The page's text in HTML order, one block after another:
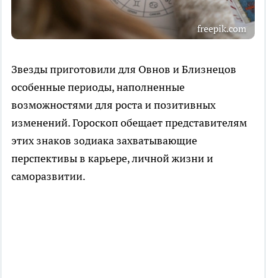
freepik.com
Звезды приготовили для Овнов и Близнецов
особенные периоды, наполненные
возможностями для роста и позитивных
изменений. Гороскоп обещает представителям
этих знаков зодиака захватывающие
перспективы в карьере, личной жизни и
саморазвитии.